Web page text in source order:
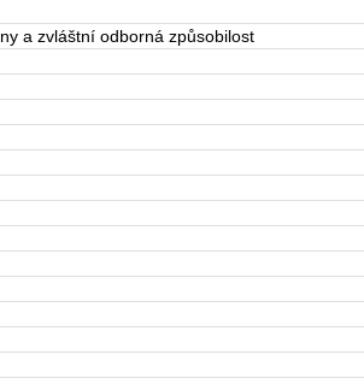
a zvláštní odborná způsobilost